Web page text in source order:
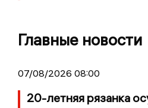
Главные новости
07/08/2026 08:00
20-летняя рязанка